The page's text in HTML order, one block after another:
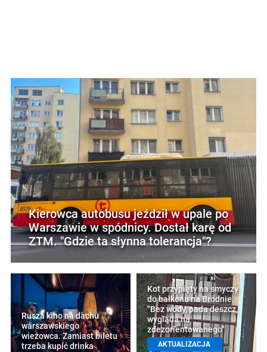
Kierowca autobusu jeździł w upale po
Warszawie w spódnicy. Dostał karę od
ZTM. "Gdzie ta słynna tolerancja"?
Rusza kino na dachu
warszawskiego
wieżowca. Zamiast biletu
trzeba kupić drinka
Kot przypięty na smyczy
do balkonu na Bródnie.
"Bez wody, pada deszcz,
wygląda na
zdezorientowanego"
AKTUALIZACJA